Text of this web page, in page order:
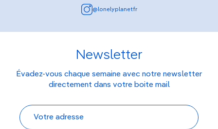
@lonelyplanetfr
Newsletter
Évadez-vous chaque semaine avec notre newsletter
directement dans votre boite mail